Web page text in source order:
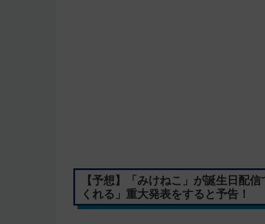
【予想】「みけねこ」が誕生日配
くれる」重大発表をすると予告！